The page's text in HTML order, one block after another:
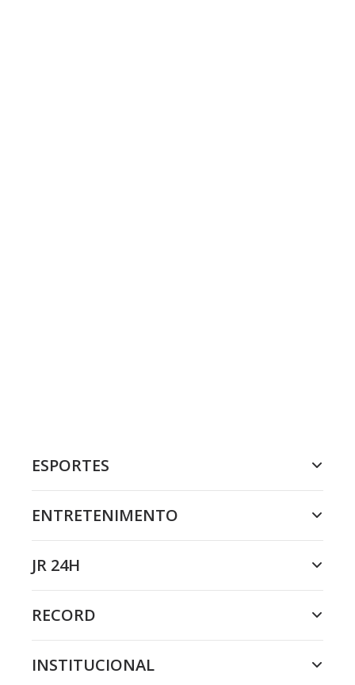
ESPORTES
ENTRETENIMENTO
JR 24H
RECORD
INSTITUCIONAL